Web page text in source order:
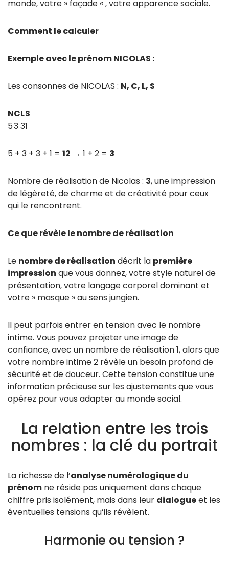
monde, votre » façade « , votre apparence sociale.
Comment le calculer
Exemple avec le prénom NICOLAS :
Les consonnes de NICOLAS : N, C, L, S
NCLS
5331
5 + 3 + 3 + 1 = 12 → 1 + 2 = 3
Nombre de réalisation de Nicolas : 3, une impression
de légèreté, de charme et de créativité pour ceux
qui le rencontrent.
Ce que révèle le nombre de réalisation
Le nombre de réalisation décrit la première
impression que vous donnez, votre style naturel de
présentation, votre langage corporel dominant et
votre » masque » au sens jungien.
Il peut parfois entrer en tension avec le nombre
intime. Vous pouvez projeter une image de
confiance, avec un nombre de réalisation 1, alors que
votre nombre intime 2 révèle un besoin profond de
sécurité et de douceur. Cette tension constitue une
information précieuse sur les ajustements que vous
opérez pour vous adapter au monde social.
La relation entre les trois
nombres : la clé du portrait
La richesse de l’analyse numérologique du
prénom ne réside pas uniquement dans chaque
chiffre pris isolément, mais dans leur dialogueet les
éventuelles tensions qu’ils révèlent.
Harmonie ou tension ?